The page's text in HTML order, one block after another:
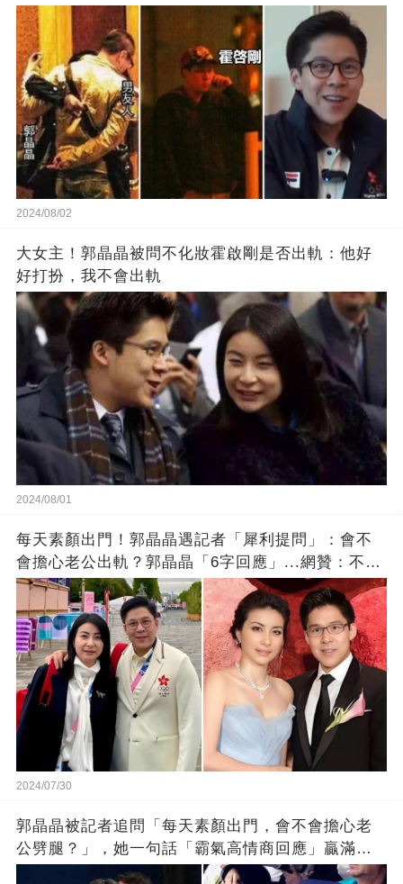
2024/08/02
大女主！郭晶晶被問不化妝霍啟剛是否出軌：他好
好打扮，我不會出軌
2024/08/01
每天素顏出門！郭晶晶遇記者「犀利提問」：會不
會擔心老公出軌？郭晶晶「6字回應」...網贊：不愧
是女王
2024/07/30
郭晶晶被記者追問「每天素顏出門，會不會擔心老
公劈腿？」，她一句話「霸氣高情商回應」贏滿掌